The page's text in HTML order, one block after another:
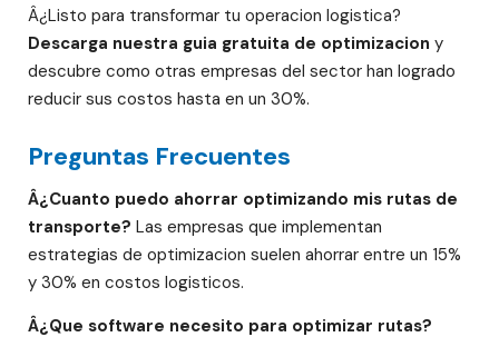
Â¿Listo para transformar tu operacion logistica?
Descarga nuestra guia gratuita de optimizacion y
descubre como otras empresas del sector han logrado
reducir sus costos hasta en un 30%.
Preguntas Frecuentes
Â¿Cuanto puedo ahorrar optimizando mis rutas de
transporte? Las empresas que implementan
estrategias de optimizacion suelen ahorrar entre un 15%
y 30% en costos logisticos.
Â¿Que software necesito para optimizar rutas?